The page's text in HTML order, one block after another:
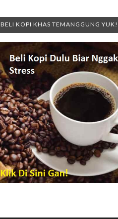
BELI KOPI KHAS TEMANGGUNG YUK!